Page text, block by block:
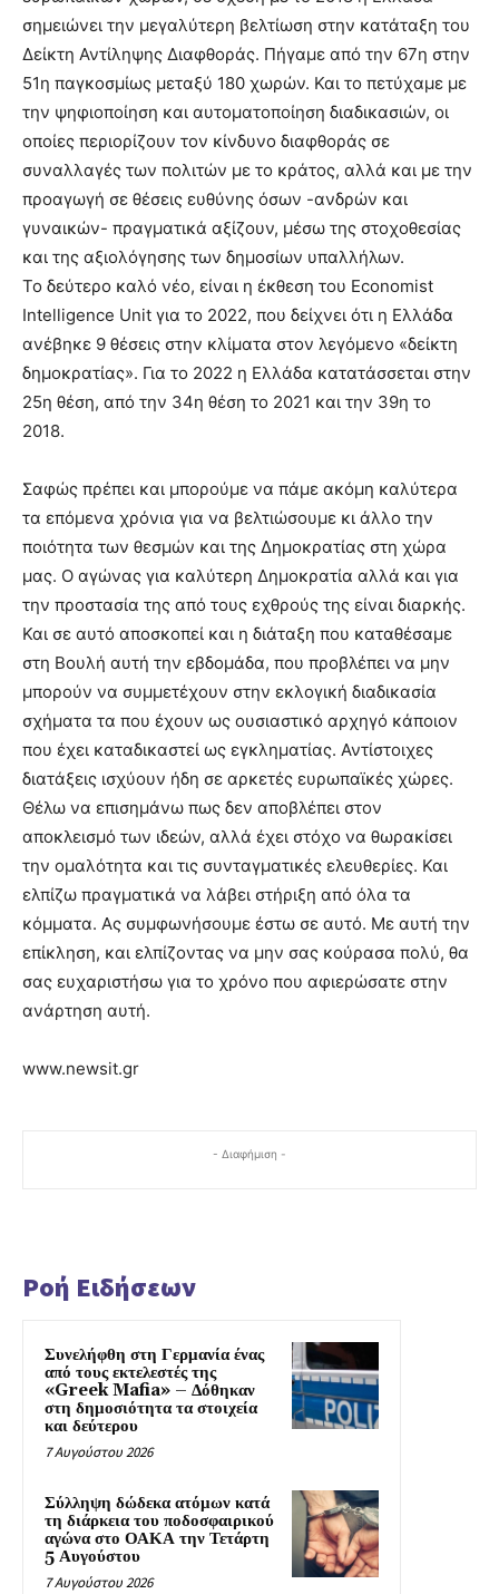
σημειώνει την μεγαλύτερη βελτίωση στην κατάταξη του
Δείκτη Αντίληψης Διαφθοράς. Πήγαμε από την 67η στην
51η παγκοσμίως μεταξύ 180 χωρών. Και το πετύχαμε με
την ψηφιοποίηση και αυτοματοποίηση διαδικασιών, οι
οποίες περιορίζουν τον κίνδυνο διαφθοράς σε
συναλλαγές των πολιτών με το κράτος, αλλά και με την
προαγωγή σε θέσεις ευθύνης όσων -ανδρών και
γυναικών- πραγματικά αξίζουν, μέσω της στοχοθεσίας
και της αξιολόγησης των δημοσίων υπαλλήλων.
Το δεύτερο καλό νέο, είναι η έκθεση του Economist
Intelligence Unit για το 2022, που δείχνει ότι η Ελλάδα
ανέβηκε 9 θέσεις στην κλίματα στον λεγόμενο «δείκτη
δημοκρατίας». Για το 2022 η Ελλάδα κατατάσσεται στην
25η θέση, από την 34η θέση το 2021 και την 39η το
2018.
Σαφώς πρέπει και μπορούμε να πάμε ακόμη καλύτερα
τα επόμενα χρόνια για να βελτιώσουμε κι άλλο την
ποιότητα των θεσμών και της Δημοκρατίας στη χώρα
μας. Ο αγώνας για καλύτερη Δημοκρατία αλλά και για
την προστασία της από τους εχθρούς της είναι διαρκής.
Και σε αυτό αποσκοπεί και η διάταξη που καταθέσαμε
στη Βουλή αυτή την εβδομάδα, που προβλέπει να μην
μπορούν να συμμετέχουν στην εκλογική διαδικασία
σχήματα τα που έχουν ως ουσιαστικό αρχηγό κάποιον
που έχει καταδικαστεί ως εγκληματίας. Αντίστοιχες
διατάξεις ισχύουν ήδη σε αρκετές ευρωπαϊκές χώρες.
Θέλω να επισημάνω πως δεν αποβλέπει στον
αποκλεισμό των ιδεών, αλλά έχει στόχο να θωρακίσει
την ομαλότητα και τις συνταγματικές ελευθερίες. Και
ελπίζω πραγματικά να λάβει στήριξη από όλα τα
κόμματα. Ας συμφωνήσουμε έστω σε αυτό. Με αυτή την
επίκληση, και ελπίζοντας να μην σας κούρασα πολύ, θα
σας ευχαριστήσω για το χρόνο που αφιερώσατε στην
ανάρτηση αυτή.
www.newsit.gr
- Διαφήμιση -
Ροή Ειδήσεων
Συνελήφθη στη Γερμανία ένας
από τους εκτελεστές της
«Greek Mafia» – Δόθηκαν
στη δημοσιότητα τα στοιχεία
και δεύτερου
7 Αυγούστου 2026
Σύλληψη δώδεκα ατόμων κατά
τη διάρκεια του ποδοσφαιρικού
αγώνα στο ΟΑΚΑ την Τετάρτη
5 Αυγούστου
7 Αυγούστου 2026